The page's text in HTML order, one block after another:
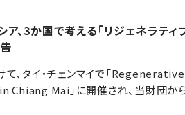
、3か国で考える「リジェネラティ
、タイ・チェンマイで「
Mai」に開催され、当財団か